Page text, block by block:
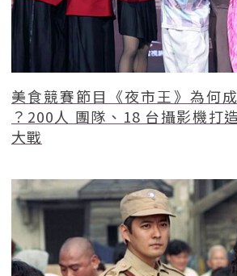
美食競賽節目《夜市王》為何
？200人 團隊、18 台攝影機打
大戰